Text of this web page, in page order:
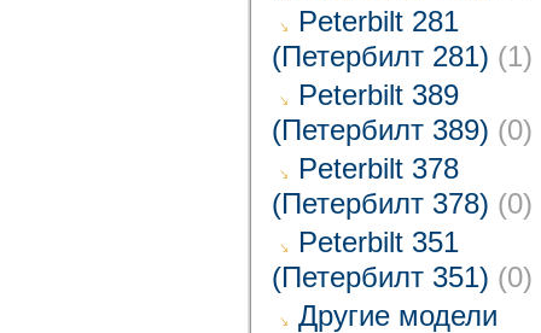
Peterbilt 281
(Петербилт 281) (1)
Peterbilt 389
(Петербилт 389) (0)
Peterbilt 378
(Петербилт 378) (0)
Peterbilt 351
(Петербилт 351) (0)
Другие модели